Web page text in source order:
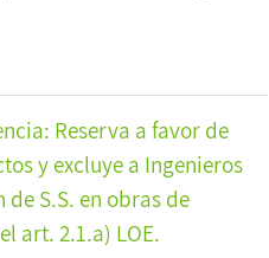
Reserva a favor de
y excluye a Ingenieros
S.S. en obras de
art. 2.1.a) LOE.